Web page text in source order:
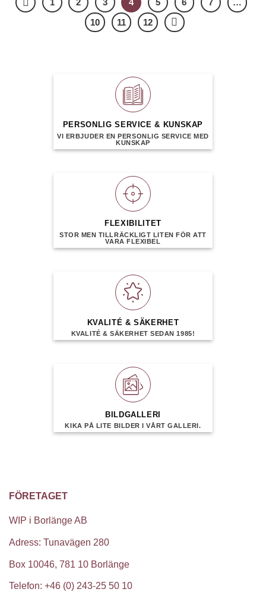
1 2 3 4 5 6 7
…
10
11 12
PERSONLIG SERVICE & KUNSKAP
VI ERBJUDER EN PERSONLIG SERVICE MED
KUNSKAP
FLEXIBILITET
STOR MEN TILLRÄCKLIGT LITEN FÖR ATT
VARA FLEXIBEL
KVALITÉ & SÄKERHET
KVALITÉ & SÄKERHET SEDAN 1985!
BILDGALLERI
KIKA PÅ LITE BILDER I VÅRT GALLERI.
FÖRETAGET
WIP i Borlänge AB
Adress: Tunavägen 280
Box 10046, 781 10 Borlänge
Telefon: +46 (0) 243-25 50 10